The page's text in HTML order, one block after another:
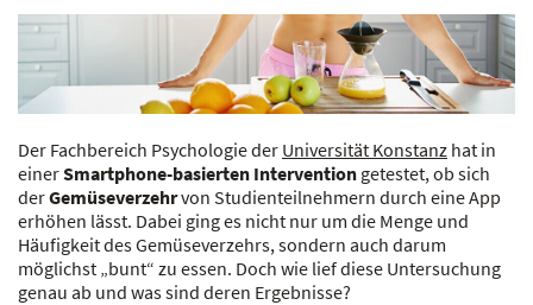
Der Fachbereich Psychologie der Universität Konstanz hat in
einerSmartphone-basierten Intervention getestet, ob sich
derGemüseverzehrvon Studienteilnehmern durch eine App
erhöhen lässt. Dabei ging es nicht nur um die Menge und
Häufigkeit des Gemüseverzehrs, sondern auch darum
möglichst „bunt“ zu essen. Doch wie lief diese Untersuchung
genau ab und was sind deren Ergebnisse?